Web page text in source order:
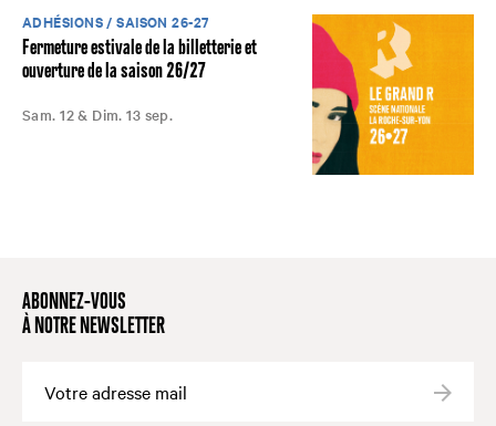
ADHÉSIONS / SAISON 26-27
Fermeture estivale de la billetterie et
ouverture de la saison 26/27
Sam. 12 & Dim. 13 sep.
ABONNEZ-VOUS
À NOTRE NEWSLETTER